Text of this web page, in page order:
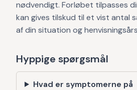
nødvendigt. Forløbet tilpasses
kan gives tilskud til et vist antal
af din situation og
Hyppige spørgsmål
Hvad er symptomerne på